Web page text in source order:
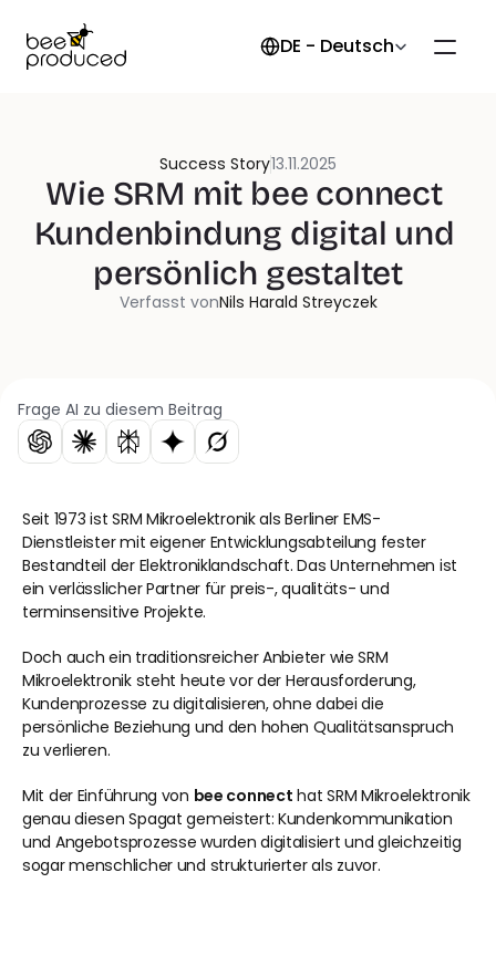
Select Language
DE - Deutsch
Success Story13.11.2025
Wie SRM mit bee connect
Kundenbindung digital und
persönlich gestaltet
Verfasst vonNils Harald Streyczek
Frage AI zu diesem Beitrag
Seit 1973 ist SRM Mikroelektronik als Berliner EMS-
Dienstleister mit eigener Entwicklungsabteilung fester
Bestandteil der Elektroniklandschaft. Das Unternehmen ist
ein verlässlicher Partner für preis-, qualitäts- und
terminsensitive Projekte.
Doch auch ein traditionsreicher Anbieter wie SRM
Mikroelektronik steht heute vor der Herausforderung,
Kundenprozesse zu digitalisieren, ohne dabei die
persönliche Beziehung und den hohen Qualitätsanspruch
zu verlieren.
Mit der Einführung von bee connect hat SRM Mikroelektronik
genau diesen Spagat gemeistert: Kundenkommunikation
und Angebotsprozesse wurden digitalisiert und gleichzeitig
sogar menschlicher und strukturierter als zuvor.